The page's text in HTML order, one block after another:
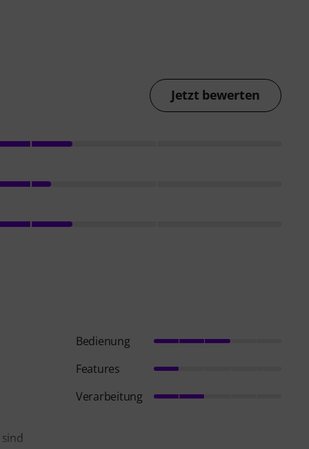
Jetzt bewerten
Bedienung
Features
Verarbeitung